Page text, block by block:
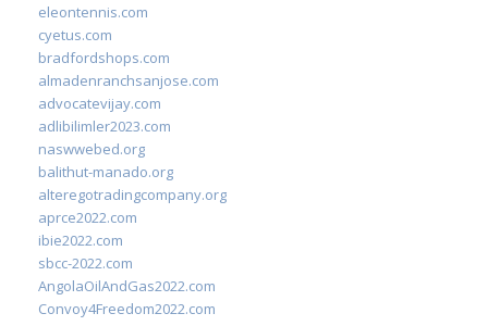
eleontennis.com
cyetus.com
bradfordshops.com
almadenranchsanjose.com
advocatevijay.com
adlibilimler2023.com
naswwebed.org
balithut-manado.org
alteregotradingcompany.org
aprce2022.com
ibie2022.com
sbcc-2022.com
AngolaOilAndGas2022.com
Convoy4Freedom2022.com